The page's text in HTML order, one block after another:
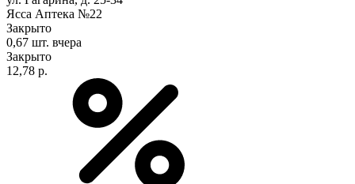
Ясса Аптека №22
Закрыто
0,67 шт. вчера
Закрыто
12,78 р.